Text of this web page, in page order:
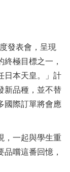
發表會，呈現
極目標之一，
日本天皇。」計
新品種，並不替
國際訂單將會應
，一起與學生重
嚐這番回憶，